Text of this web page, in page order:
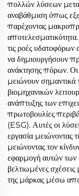
πολλών λύσεων
αναβάθμιση όπως
παρέχοντας
τις ροές
να δημιουργήσουν
ανάκτησης πόρων. Οι
μειώνουν σημαντικά
βιομηχανικών
ανάπτυξης των
πρωτοβουλίες
(ESG). Αυτές οι
εργασία μειώνοντας
μειώνοντας τον
εφαρμογή αυτών των
βελτιωμένες σχέσεις
της μάρκας μέσω